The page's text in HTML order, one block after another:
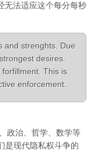
无法适应这个每分每秒
and strenghts. Due
desires.
This is
enforcement.
政治、哲学、数学等
是现代隐私权斗争的